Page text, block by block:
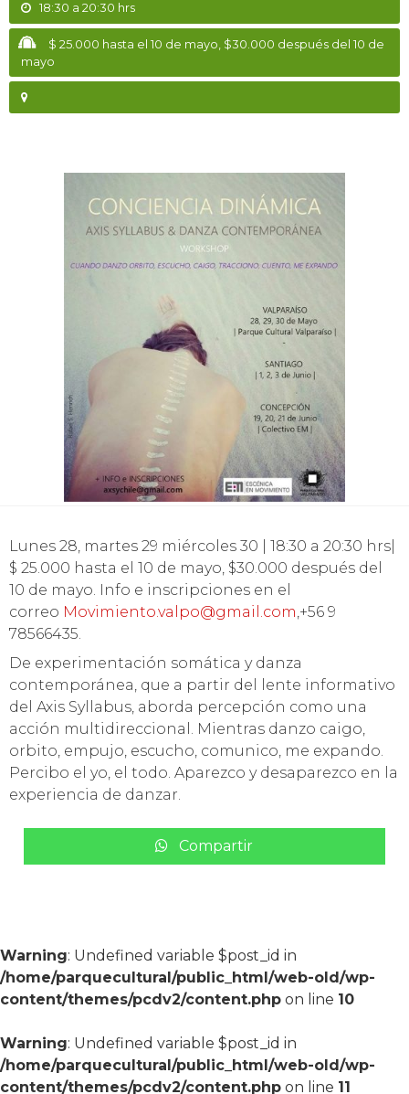
18:30 a 20:30 hrs
$ 25.000 hasta el 10 de mayo, $30.000 después del 10 de
mayo
Lunes 28, martes 29 miércoles 30 | 18:30 a 20:30 hrs|
$ 25.000 hasta el 10 de mayo, $30.000 después del
10 de mayo. Info e inscripciones en el
correo Movimiento.valpo@gmail.com,+56 9
78566435.
De experimentación somática y danza
contemporánea, que a partir del lente informativo
del Axis Syllabus, aborda percepción como una
acción multidireccional. Mientras danzo caigo,
orbito, empujo, escucho, comunico, me expando.
Percibo el yo, el todo. Aparezco y desaparezco en la
experiencia de danzar.
Compartir
Warning: Undefined variable $post_id in
/home/parquecultural/public_html/web-old/wp-
content/themes/pcdv2/content.php on line 10
Warning: Undefined variable $post_id in
/home/parquecultural/public_html/web-old/wp-
content/themes/pcdv2/content.php on line 11